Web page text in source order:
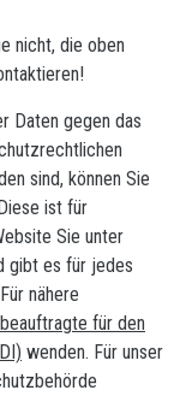
nicht, die oben
Daten gegen das
sind, können Sie
ist für
Sie unter
gibt es für jedes
nähere
für den
wenden. Für unser